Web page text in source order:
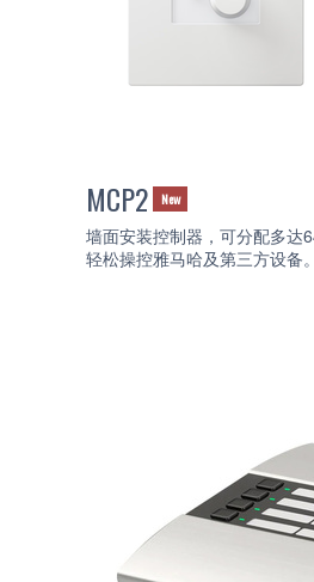
MCP2 New
墙面安装控制器，可分配多达
轻松操控雅马哈及第三方设备。